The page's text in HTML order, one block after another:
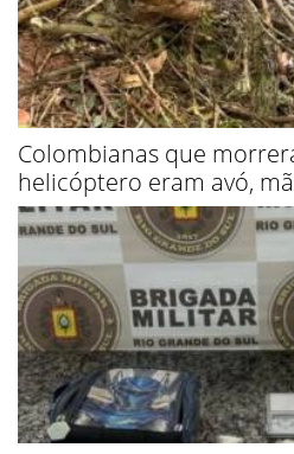
Colombianas que
helicóptero eram avó,